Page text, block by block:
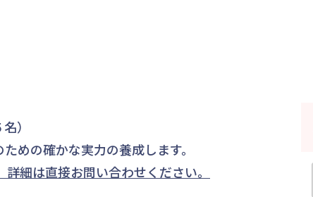
）
めの確かな実力の養成します。
細は直接お問い合わせください。